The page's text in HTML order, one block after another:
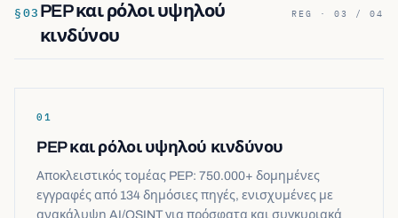
§03 PEP και ρόλοι υψηλού
κινδύνου
REG · 03 / 04
01
PEP και ρόλοι υψηλού κινδύνου
Αποκλειστικός τομέας PEP: 750.000+ δομημένες
εγγραφές από 134 δημόσιες πηγές, ενισχυμένες με
ανακάλυψη AI/OSINT για πρόσφατα και συγκυριακά